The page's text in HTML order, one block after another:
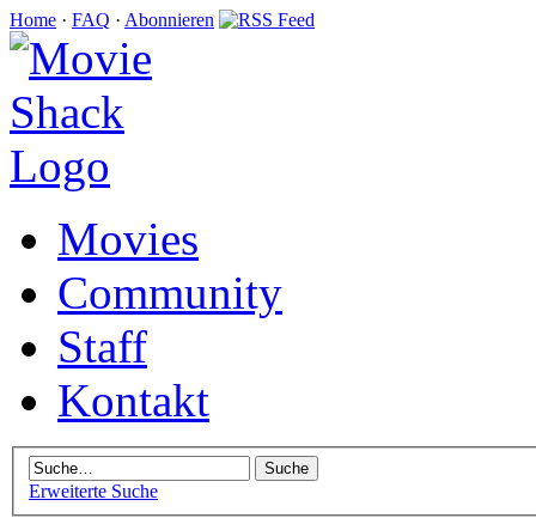
Home · FAQ · Abonnieren
Movies
Community
Staff
Kontakt
Erweiterte Suche